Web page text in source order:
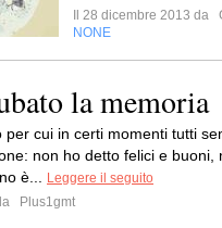
Il 28 dicembre 2013 da
NONE
la memoria
per cui in certi momenti tutti
non ho detto felici e buoni,
è...
Leggere il seguito
Plus1gmt